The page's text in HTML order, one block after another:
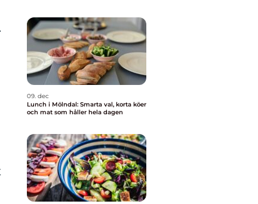
09. dec
Lunch i Mölndal: Smarta val, korta köer
och mat som håller hela dagen